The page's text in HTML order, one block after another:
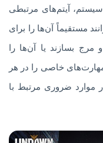
آیتم‌های مرتبطی
مستقیماً آن‌ها را برای
بسازند یا آن‌ها را
مهارت‌های خاصی را در هر
موارد ضروری مرتبط با